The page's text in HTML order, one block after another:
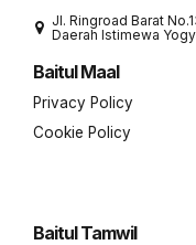
Jl. Ringroad Barat
Daerah Istimewa
Baitul Maal
Privacy Policy
Cookie Policy
Baitul Tamwil